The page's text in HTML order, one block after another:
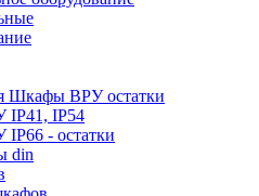
Шкафы ВРУ остатки
IP54
- остатки
din